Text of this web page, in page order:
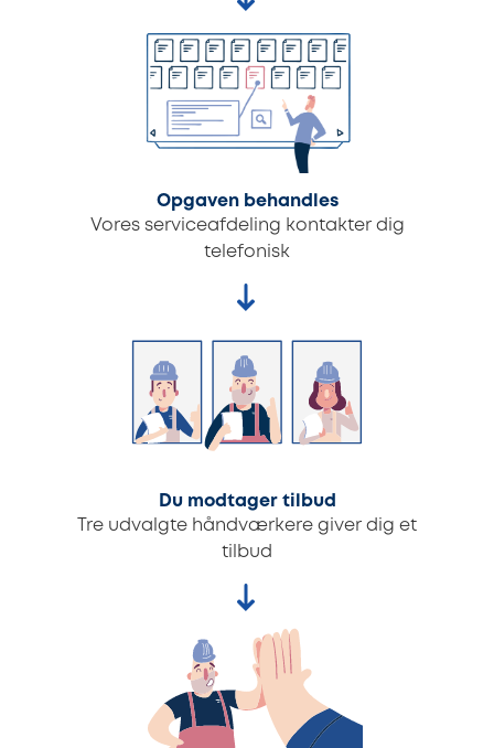
Opgaven behandles
Vores serviceafdeling kontakter dig
telefonisk
Du modtager tilbud
Tre udvalgte håndværkere giver dig et
tilbud